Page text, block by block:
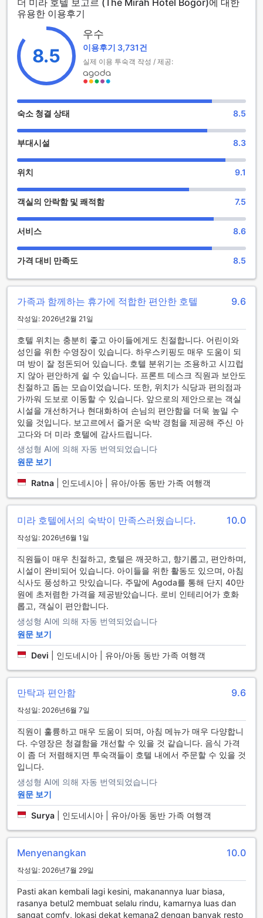
가지고 있습니다. 더 미라 보고르 호텔은 아름다운 휴양지에서
편안한 휴식을 즐길 수 있는 최적의 선택입니다.
더 미라 보고르 호텔의 다양한 오락 시설
더 미라 보고르 호텔은 풍부한 오락 시설로 여행객들에게 다채
로운 활동을 제공합니다. 호텔 내에는 아름다운 정원이 있어 휴
식을 취하며 자연의 아름다움을 누릴 수 있습니다. 또한 바에서
낼 수 있습니다. 게임 룸에서는 다양한 게임을 즐기며 친구나 가
족과 함께 즐거운 시간을 보낼 수 있습니다. 공용 라운지/TV 존
에서는 티비를 시청하거나 다른 게스트와 소통할 수 있는 공간
을 제공합니다. 더 미라 보고르 호텔은 다양한 오락 시설로 여행
풍부한 스포츠 시설을 갖춘 더 미라 보고르 호텔
더 미라 보고르 호텔은 보고르에서 최고의 휴양지로 알려져 있
청정한 물과 넓은 공간을 제공하여 휴식과 오락을 즐길 수 있는
완벽한 장소입니다. 여름에는 시원한 물에 몸을 담그며 상쾌함
을 느낄 수 있고, 겨울에는 따뜻한 풀물에 몸을 담궈 스트레스를
해소할 수 있습니다. 또한, 호텔은 고객들이 편안하게 쉴 수 있
함께 일몰을 감상하며 휴식을 취할 수 있습니다. 더 미라 보고르
호텔은 스포츠를 즐기는 고객들에게 최적의 선택지입니다.
더 미라 보고르 호텔의 편의 시설
더 미라 보고르 호텔은 편의 시설을 제공하여 투숙객들이 편안
하게 머무를 수 있습니다. 호텔은 세탁 서비스와 룸 서비스를 제
공하여 투숙객들이 편안한 머무름을 즐길 수 있습니다. 또한 호
텔은 안전 금고, 컨시어지, 대중 구역에서의 무료 Wi-Fi, 지정 흡
연 구역 등의 시설을 갖추고 있습니다. 모든 객실에서 무료 Wi-
Fi를 제공하며, 건조 청소, 빠른 체크인/체크아웃, 수화물 보관
및 매일 객실 청소 등의 서비스도 이용할 수 있습니다. 더 미라
보고르 호텔은 편리한 편의 시설을 갖추고 있어 투숙객들의 편
안한 숙박을 보장합니다.
더 미라 보고르 호텔의 편리한 교통 시설
더 미라 보고르 호텔은 탁월한 교통 시설을 제공하여 여행객들
에게 편의를 더해줍니다. 호텔은 발렛 주차 서비스와 차량 주차
장을 제공하여 고객들이 편안하게 차를 주차할 수 있도록 도와
줍니다. 또한 셔틀 서비스를 운영하여 주변 관광지나 상업 지역
호텔 내에서 차량 대여 서비스를 이용할 수 있으며, 택시 서비스
도 제공됩니다. 더 미라 보고르 호텔은 호텔 내에 주차장이 있어
고객들이 편리하게 차를 주차할 수 있으며, 이용 요금은 무료입
니다. 이러한 다양한 교통 시설을 통해 더 미라 보고르 호텔은
고객들에게 편리하고 편안한 여행을 제공합니다.
더 미라 보고르 호텔은 최신 공기 조절 시스템을 갖춘 객실을 제
공하여 고객들에게 편안한 숙박 환경을 제공합니다. 객실에는
또한 헤어 드라이기가 비치되어 있어 편리하게 사용할 수 있습
니다. 텔레비전도 객실에 비치되어 있어 여가 시간에 즐길 수 있
더 미라 보고르 호텔의 객실에는 미니 바도 비치되어 있어 음료
를 즐길 수 있으며, 객실에는 발코니 또는 테라스도 포함되어 있
어 아름다운 전망을 감상할 수 있습니다. 위성/케이블 TV도 제
공되어 다양한 채널을 즐길 수 있으며, 냉장고도 객실에 비치되
어 있어 음식과 음료를 신선하게 보관할 수 있습니다. 더 미라
보고르 호텔은 편안하고 편리한 객실 시설로 고객들의 만족도
를 높이고 있습니다.
더 미라 보고르 호텔의 다양한 다이닝 시설
더 미라 보고르 호텔은 풍부한 다이닝 시설을 제공하여 고객들
레스토랑이 있어 편안한 분위기에서 식사를 즐길 수 있습니다.
또한, 객실 내 룸 서비스를 통해 편리하게 식사를 할 수 있습니
더 미라 보고르 호텔은 BBQ 시설과 공용 주방도 제공하여 고객
스와 식료품 배달 서비스도 제공되어 편안한 숙박을 즐길 수 있
습니다. 또한, 할랄 레스토랑에서는 할랄 식단을 선호하는 고객
유용한 이용후기
8.5
우수
이용후기 3,731건
실제 이용 투숙객 작성 / 제공:
숙소 청결 상태 8.5
부대시설 8.3
위치 9.1
객실의 안락함 및 쾌적함 7.5
서비스 8.6
가격 대비 만족도 8.5
가족과 함께하는 휴가에 적합한 편안한 호텔 9.6
작성일: 2026년2월 21일
호텔 위치는 충분히 좋고 아이들에게도 친절합니다. 어린이와
성인을 위한 수영장이 있습니다. 하우스키핑도 매우 도움이 되
며 방이 잘 정돈되어 있습니다. 호텔 분위기는 조용하고 시끄럽
지 않아 편안하게 쉴 수 있습니다. 프론트 데스크 직원과 보안도
친절하고 돕는 모습이었습니다. 또한, 위치가 식당과 편의점과
가까워 도보로 이동할 수 있습니다. 앞으로의 제안으로는 객실
시설을 개선하거나 현대화하여 손님의 편안함을 더욱 높일 수
있을 것입니다. 보고르에서 즐거운 숙박 경험을 제공해 주신 아
고다와 더 미라 호텔에 감사드립니다.
생성형 AI에 의해 자동 번역되었습니다
원문 보기
Ratna 인도네시아 | 유아/아동 동반 가족 여행객
미라 호텔에서의 숙박이 만족스러웠습니다. 10.0
작성일: 2026년6월 1일
직원들이 매우 친절하고, 호텔은 깨끗하고, 향기롭고, 편안하며,
시설이 완비되어 있습니다. 아이들을 위한 활동도 있으며, 아침
식사도 풍성하고 맛있습니다. 주말에 Agoda를 통해 단지 40만
원에 초저렴한 가격을 제공받았습니다. 로비 인테리어가 호화
롭고, 객실이 편안합니다.
생성형 AI에 의해 자동 번역되었습니다
원문 보기
Devi 인도네시아 | 유아/아동 동반 가족 여행객
만탁과 편안함 9.6
작성일: 2026년6월 7일
직원이 훌륭하고 매우 도움이 되며, 아침 메뉴가 매우 다양합니
다. 수영장은 청결함을 개선할 수 있을 것 같습니다. 음식 가격
이 좀 더 저렴해지면 투숙객들이 호텔 내에서 주문할 수 있을 것
입니다.
생성형 AI에 의해 자동 번역되었습니다
원문 보기
Surya 인도네시아 | 유아/아동 동반 가족 여행객
Menyenangkan 10.0
작성일: 2026년7월 29일
Pasti akan kembali lagi kesini, makanannya luar biasa,
rasanya betul2 membuat selalu rindu, kamarnya luas dan
sangat comfy, lokasi dekat kemana2 dengan banyak resto